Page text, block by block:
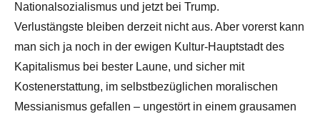
Nationalsozialismus und jetzt bei Trump.
Verlustängste bleiben derzeit nicht aus. Aber vorerst kann
man sich ja noch in der ewigen Kultur-Hauptstadt des
Kapitalismus bei bester Laune, und sicher mit
Kostenerstattung, im selbstbezüglichen moralischen
Messianismus gefallen – ungestört in einem grausamen